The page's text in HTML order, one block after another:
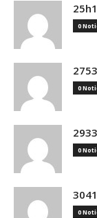
0
0
0
0